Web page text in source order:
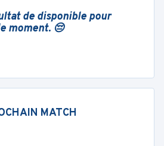
de disponible pour
moment. 😔
MATCH